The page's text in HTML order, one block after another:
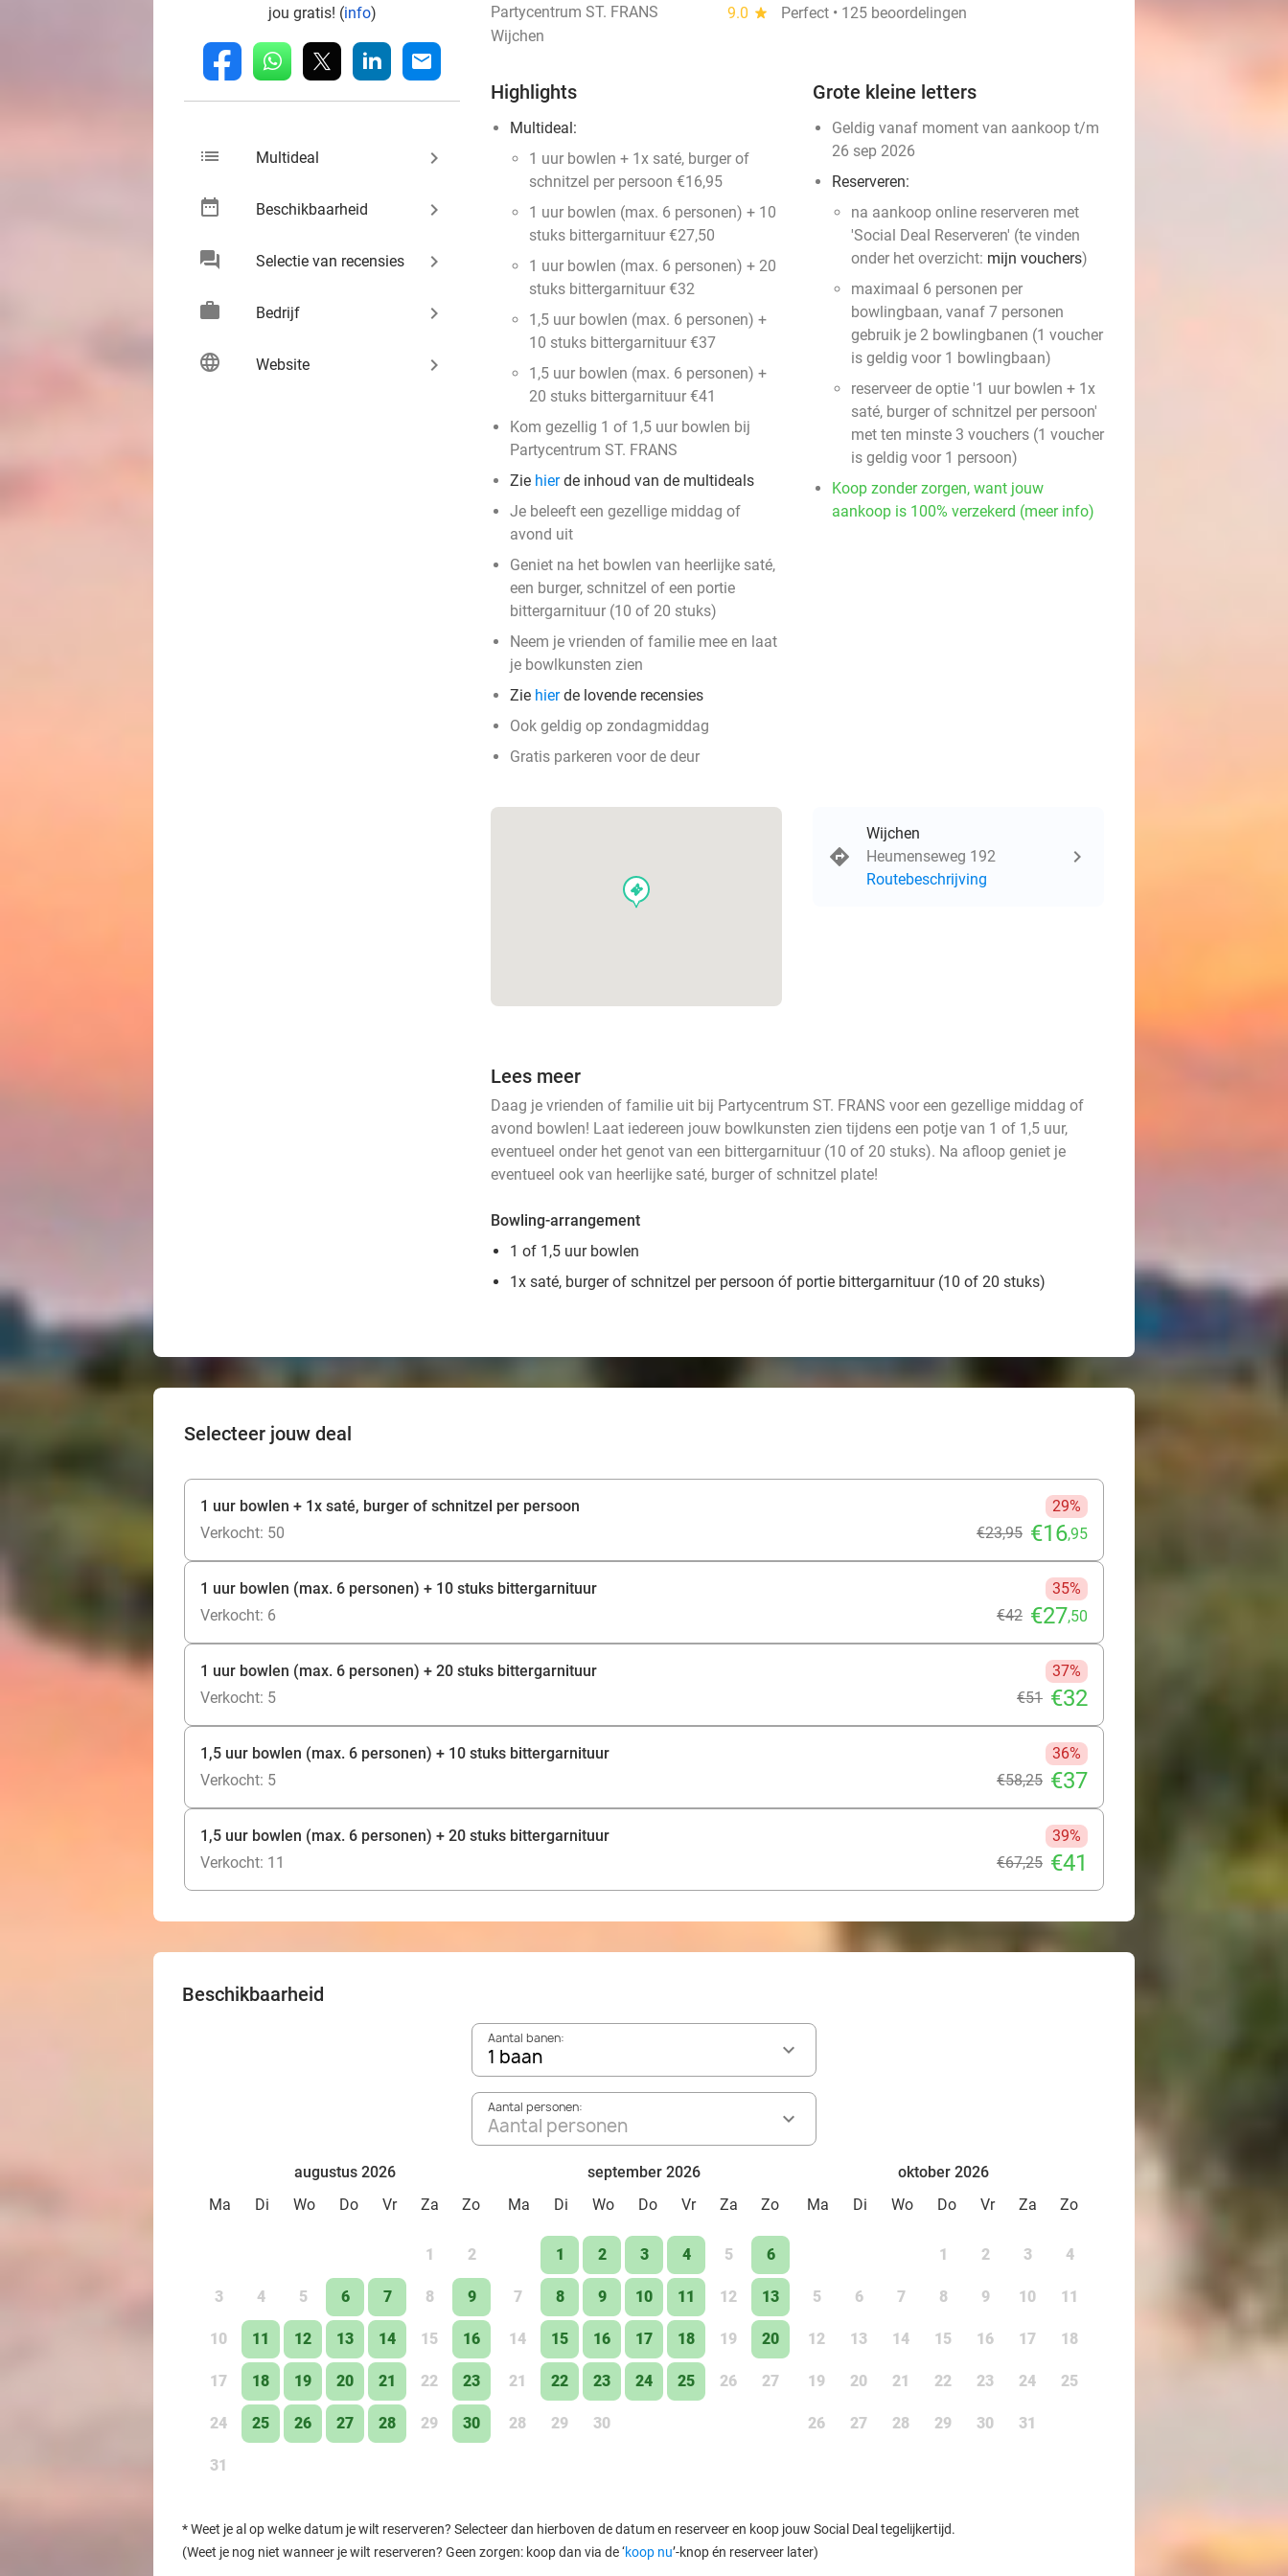
jou gratis! (info)
fb whatsapp linkedin mail
list Multideal keyboard_arrow_right
date_range Beschikbaarheid keyboard_arrow_right
chat Selectie van recensies keyboard_arrow_right
work Bedrijf keyboard_arrow_right
language Website keyboard_arrow_right
Partycentrum ST. FRANS 9.0 star
Perfect • 125 beoordelingen
Wijchen
Highlights
Multideal:
1 uur bowlen + 1x saté, burger of
schnitzel per persoon €16,95
1 uur bowlen (max. 6 personen) + 10
stuks bittergarnituur €27,50
1 uur bowlen (max. 6 personen) + 20
stuks bittergarnituur €32
1,5 uur bowlen (max. 6 personen) +
10 stuks bittergarnituur €37
1,5 uur bowlen (max. 6 personen) +
20 stuks bittergarnituur €41
Kom gezellig 1 of 1,5 uur bowlen bij
Partycentrum ST. FRANS
Zie hierde inhoud van de multideals
Je beleeft een gezellige middag of
avond uit
Geniet na het bowlen van heerlijke saté,
een burger, schnitzel of een portie
bittergarnituur (10 of 20 stuks)
Neem je vrienden of familie mee en laat
je bowlkunsten zien
Zie hierde lovende recensies
Ook geldig op zondagmiddag
Gratis parkeren voor de deur
Grote kleine letters
Geldig vanaf moment van aankoop t/m
26 sep 2026
Reserveren:
na aankoop online reserveren met
'Social Deal Reserveren' (te vinden
onder het overzicht: mijn vouchers)
maximaal 6 personen per
bowlingbaan, vanaf 7 personen
gebruik je 2 bowlingbanen (1 voucher
is geldig voor 1 bowlingbaan)
reserveer de optie '1 uur bowlen + 1x
saté, burger of schnitzel per persoon'
met ten minste 3 vouchers (1 voucher
is geldig voor 1 persoon)
Koop zonder zorgen, want jouw
aankoop is 100% verzekerd (meer info)
events
Wijchen
Heumenseweg 192
Routebeschrijving
Lees meer
Daag je vrienden of familie uit bij Partycentrum ST. FRANS voor een gezellige middag of
avond bowlen! Laat iedereen jouw bowlkunsten zien tijdens een potje van 1 of 1,5 uur,
eventueel onder het genot van een bittergarnituur (10 of 20 stuks). Na afloop geniet je
eventueel ook van heerlijke saté, burger of schnitzel plate!
Bowling-arrangement
1 of 1,5 uur bowlen
1x saté, burger of schnitzel per persoon óf portie bittergarnituur (10 of 20 stuks)
Selecteer jouw deal
1 uur bowlen + 1x saté, burger of schnitzel per persoon
29%
Verkocht: 50
€23,95 €16,95
1 uur bowlen (max. 6 personen) + 10 stuks bittergarnituur
35%
Verkocht: 6
€42 €27,50
1 uur bowlen (max. 6 personen) + 20 stuks bittergarnituur
37%
Verkocht: 5
€51 €32
1,5 uur bowlen (max. 6 personen) + 10 stuks bittergarnituur
36%
Verkocht: 5
€58,25 €37
1,5 uur bowlen (max. 6 personen) + 20 stuks bittergarnituur
39%
Verkocht: 11
€67,25 €41
Beschikbaarheid
Aantal banen:
1 baan
Aantal personen:
Aantal personen
augustus 2026
Ma
Di Wo Do Vr Za Zo
1 2
3 4 5 6 7 8 9
10 11 12 13 14 15 16
17 18 19 20 21 22 23
24 25 26 27 28 29 30
31
september 2026
Ma
Di Wo Do Vr Za Zo
1 2 3 4 5 6
7 8 9 10 11 12 13
14 15 16 17 18 19 20
21 22 23 24 25 26 27
28 29 30
oktober 2026
Ma
Di Wo Do Vr Za Zo
1 2 3 4
5 6 7 8 9 10 11
12 13 14 15 16 17 18
19 20 21 22 23 24 25
26 27 28 29 30 31
*Weet je al op welke datum je wilt reserveren? Selecteer dan hierboven de datum en reserveer en koop jouw Social Deal tegelijkertijd.
(Weet je nog niet wanneer je wilt reserveren? Geen zorgen: koop dan via de ‘koop nu’-knop én reserveer later)